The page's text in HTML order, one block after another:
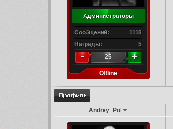
Администраторы
Сообщений:
1118
Награды:
5
25
Offline
Andrey_Pol